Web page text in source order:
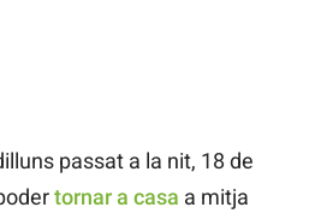
passat a la nit, 18 de
tornar a casa a mitja